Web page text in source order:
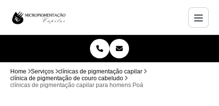
Home Serviços
clínicas de pigmentação capilar
clínica de pigmentação de couro cabeludo
clínicas de pigmentação capilar para homens Poá